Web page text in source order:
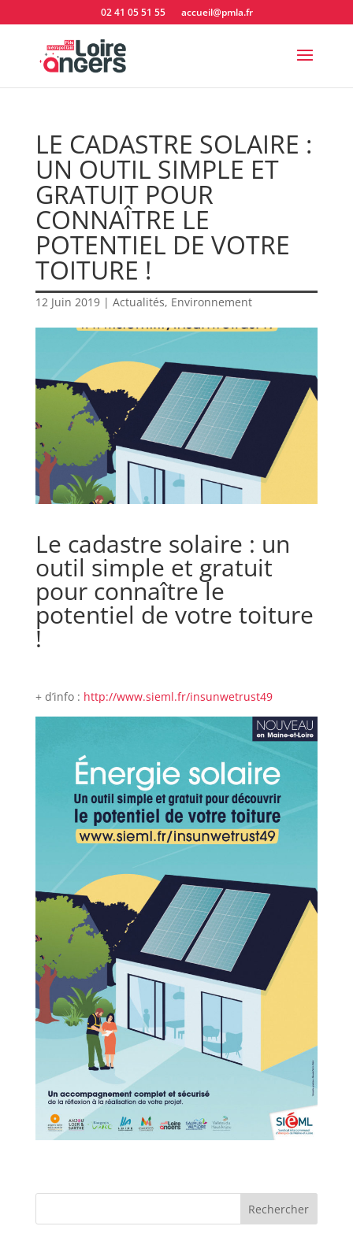
02 41 05 51 55 accueil@pmla.fr
LE CADASTRE SOLAIRE :
UN OUTIL SIMPLE ET
GRATUIT POUR
CONNAÎTRE LE
POTENTIEL DE VOTRE
TOITURE !
12 Juin 2019| Actualités, Environnement
Le cadastre solaire : un
outil simple et gratuit
pour connaître le
potentiel de votre toiture
!
+ d’info : http://www.sieml.fr/insunwetrust49